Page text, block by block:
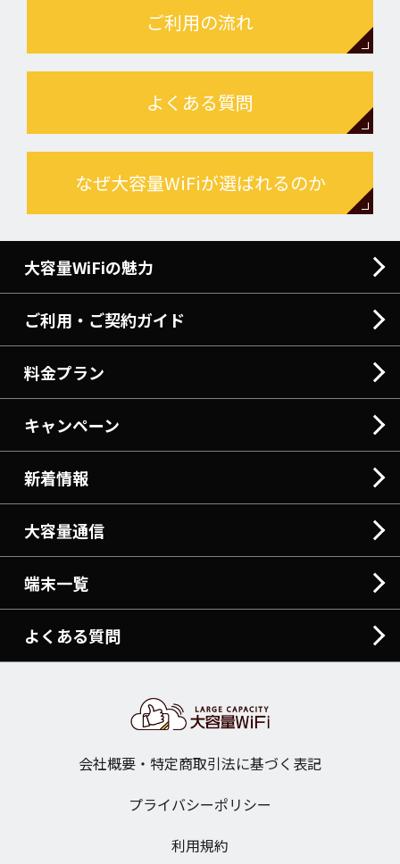
ご利用の流れ
よくある質問
なぜ大容量WiFiが選ばれるのか
大容量WiFiの魅力
ご利用・ご契約ガイド
料金プラン
キャンペーン
新着情報
大容量通信
端末一覧
よくある質問
会社概要・特定商取引法に基づく表記
プライバシーポリシー
利用規約